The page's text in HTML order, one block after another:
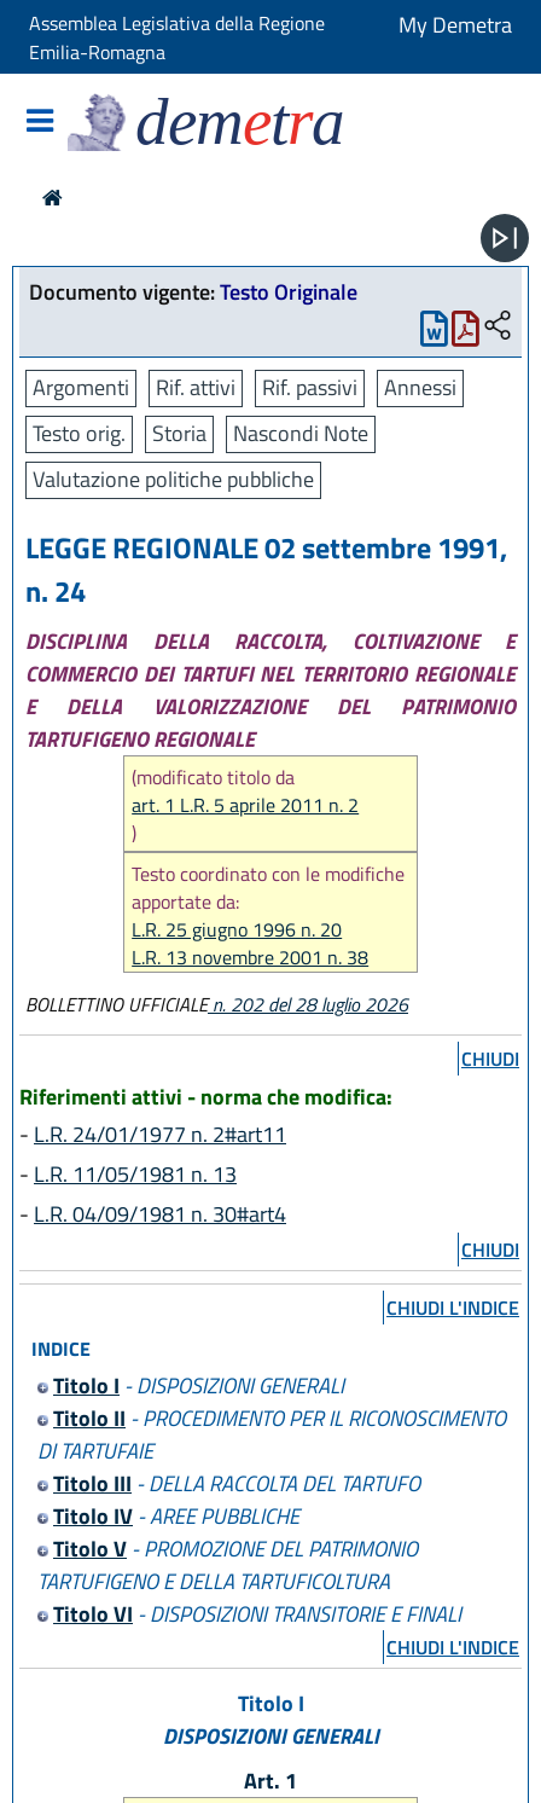
Assemblea Legislativa della Regione
Emilia-Romagna
My Demetra
demetra
Documento vigente:Testo Originale
Argomenti Rif. attivi Rif. passivi
Annessi
Testo orig.
Storia
Nascondi Note
Valutazione politiche pubbliche
LEGGE REGIONALE 02 settembre 1991,
n. 24
DISCIPLINA DELLA RACCOLTA, COLTIVAZIONE E
COMMERCIO DEI TARTUFI NEL TERRITORIO REGIONALE
E DELLA VALORIZZAZIONE DEL PATRIMONIO
TARTUFIGENO REGIONALE
(modificato titolo da
art. 1 L.R. 5 aprile 2011 n. 2
)
Testo coordinato con le modifiche
apportate da:
L.R. 25 giugno 1996 n. 20
L.R. 13 novembre 2001 n. 38
L.R. 30 settembre 2016, n. 17
L.R. 28 dicembre 2021, n. 19
BOLLETTINO UFFICIALEn. 202 del 28 luglio 2026
CHIUDI
Riferimenti attivi - norma che modifica:
- L.R. 24/01/1977 n. 2#art11
- L.R. 11/05/1981 n. 13
- L.R. 04/09/1981 n. 30#art4
CHIUDI
CHIUDI L'INDICE
INDICE
Titolo I - DISPOSIZIONI GENERALI
Titolo II - PROCEDIMENTO PER IL RICONOSCIMENTO
DI TARTUFAIE
Titolo III - DELLA RACCOLTA DEL TARTUFO
Titolo IV- AREE PUBBLICHE
Titolo V- PROMOZIONE DEL PATRIMONIO
TARTUFIGENO E DELLA TARTUFICOLTURA
Titolo VI - DISPOSIZIONI TRANSITORIE E FINALI
CHIUDI L'INDICE
Titolo I
DISPOSIZIONI GENERALI
Art. 1